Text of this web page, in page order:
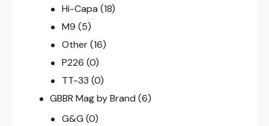
Hi-Capa (18)
M9 (5)
Other (16)
P226 (0)
TT-33 (0)
GBBR Mag by Brand (6)
G&G (0)